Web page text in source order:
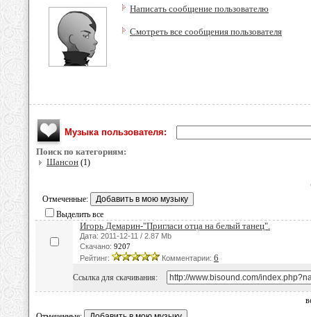
Написать сообщение пользователю
Смотреть все сообщения пользователя
Музыка пользователя:
Поиск по категориям:
Шансон (1)
Отмеченные:
Выделить все
Игорь Демарин-"Пригласи отца на белый танец".
Дата: 2011-12-11 / 2.87 Mb
Скачано: 9207
Рейтинг:
Комментарии: 6
Ссылка для скачивания: